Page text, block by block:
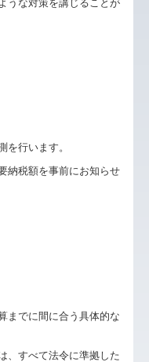
うな対策を講じることが
を行います。
納税額を事前にお知らせ
までに間に合う具体的な
、すべて法令に準拠した